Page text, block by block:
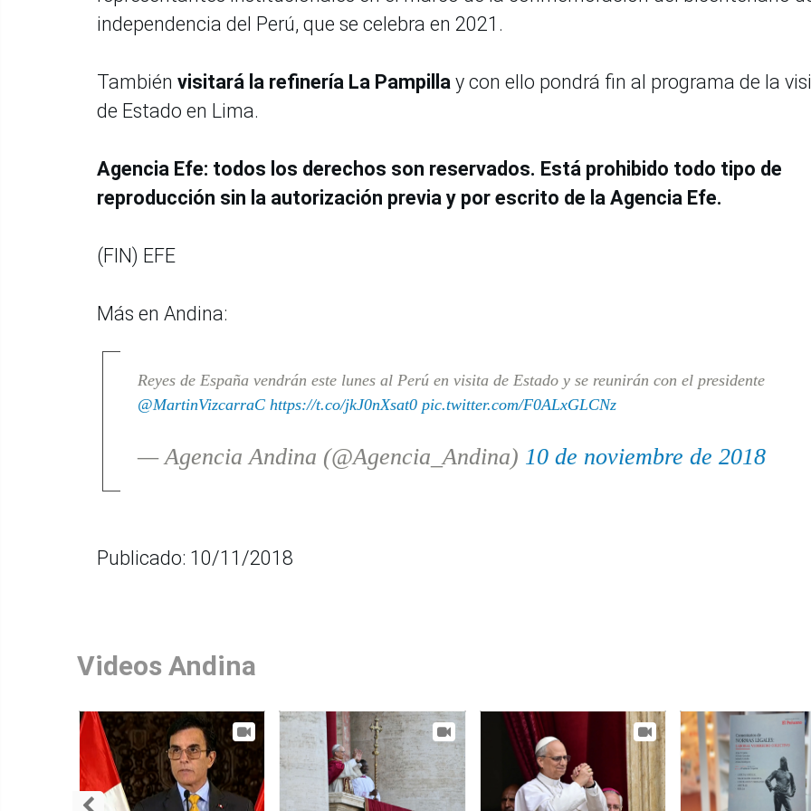
independencia del Perú, que se celebra en 2021.
También visitará la refinería La Pampilla y con ello pondrá fin al programa de la
de Estado en Lima.
Agencia Efe: todos los derechos son reservados. Está prohibido todo tipo de
reproducción sin la autorización previa y por escrito de la Agencia Efe.
(FIN) EFE
Más en Andina:
Reyes de España vendrán este lunes al Perú en visita de Estado y se reunirán con el presidente
@MartinVizcarraC https://t.co/jkJ0nXsat0 pic.twitter.com/F0ALxGLCNz
— Agencia Andina (@Agencia_Andina) 10 de noviembre de 2018
Publicado: 10/11/2018
Videos Andina